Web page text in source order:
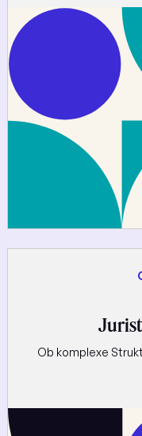
Ob komplexe